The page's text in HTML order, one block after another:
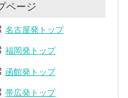
ページ
名古屋発トップ
福岡発トップ
函館発トップ
帯広発トップ